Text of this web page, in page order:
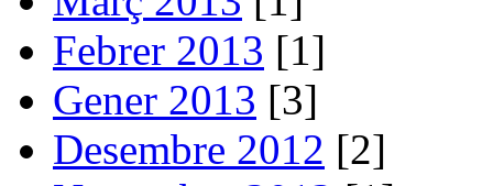
Febrer 2013 [1]
Gener 2013 [3]
Desembre 2012 [2]